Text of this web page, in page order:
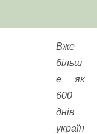
Вже
більш
е як
600
днів
україн